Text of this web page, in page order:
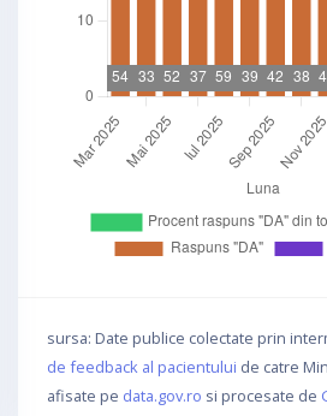
sursa: Date publice colectate prin
de feedback al pacientului de catre
afisate pe data.gov.ro si procesate de